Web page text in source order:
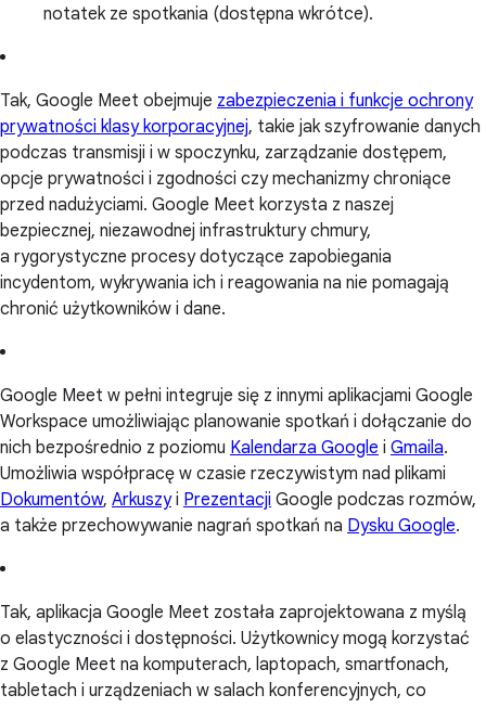
notatek ze spotkania (dostępna wkrótce).
Tak, Google Meet obejmuje zabezpieczenia i funkcje ochrony
prywatności klasy korporacyjnej, takie jak szyfrowanie danych
podczas transmisji i w spoczynku, zarządzanie dostępem,
opcje prywatności i zgodności czy mechanizmy chroniące
przed nadużyciami. Google Meet korzysta z naszej
bezpiecznej, niezawodnej infrastruktury chmury,
a rygorystyczne procesy dotyczące zapobiegania
incydentom, wykrywania ich i reagowania na nie pomagają
chronić użytkowników i dane.
Google Meet w pełni integruje się z innymi aplikacjami Google
Workspace umożliwiając planowanie spotkań i dołączanie do
nich bezpośrednio z poziomu Kalendarza Google i Gmaila.
Umożliwia współpracę w czasie rzeczywistym nad plikami
Dokumentów, Arkuszyi Prezentacji Google podczas rozmów,
a także przechowywanie nagrań spotkań na Dysku Google.
Tak, aplikacja Google Meet została zaprojektowana z myślą
o elastyczności i dostępności. Użytkownicy mogą korzystać
z Google Meet na komputerach, laptopach, smartfonach,
tabletach i urządzeniach w salach konferencyjnych, co